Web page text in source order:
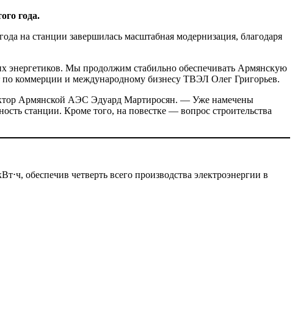
года.
на станции завершилась масштабная модернизация, благодаря
Мы продолжим стабильно обеспечивать Армянскую
коммерции и международному бизнесу ТВЭЛ Олег Григорьев.
Армянской АЭС Эдуард Мартиросян. — Уже намечены
станции. Кроме того, на повестке — вопрос строительства
обеспечив четверть всего производства электроэнергии в